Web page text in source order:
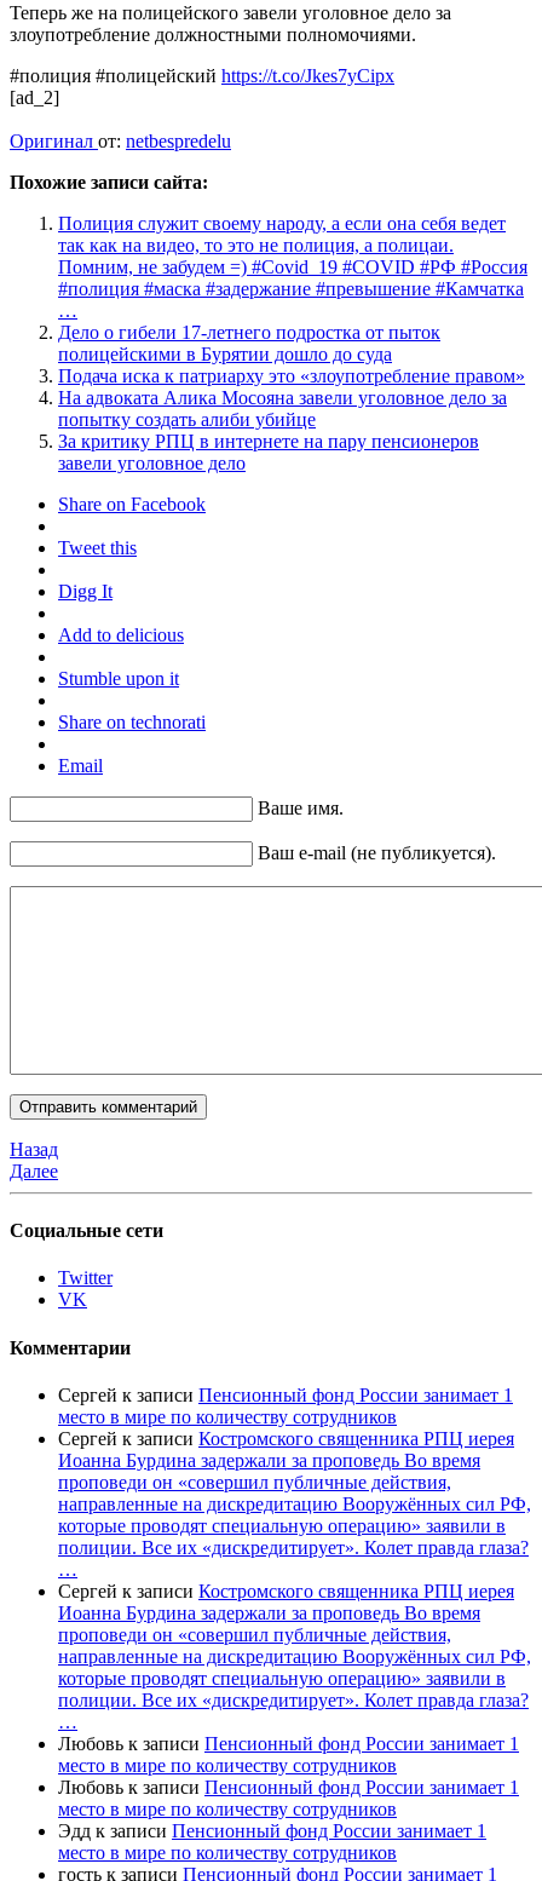
Теперь же на полицейского завели уголовное дело за
злоупотребление должностными полномочиями.
#полиция #полицейский https://t.co/Jkes7yCipx
[ad_2]
Оригинал от: netbespredelu
Похожие записи сайта:
Полиция служит своему народу, а если она себя ведет
так как на видео, то это не полиция, а полицаи.
Помним, не забудем =) #Covid_19 #COVID #РФ #Россия
#полиция #маска #задержание #превышение #Камчатка
…
Дело о гибели 17-летнего подростка от пыток
полицейскими в Бурятии дошло до суда
Подача иска к патриарху это «злоупотребление правом»
На адвоката Алика Мосояна завели уголовное дело за
попытку создать алиби убийце
За критику РПЦ в интернете на пару пенсионеров
завели уголовное дело
Share on Facebook
Tweet this
Digg It
Add to delicious
Stumble upon it
Share on technorati
Email
Ваше имя.
Ваш e-mail (не публикуется).
Назад
Далее
Социальные сети
Twitter
VK
Комментарии
Сергей к записи Пенсионный фонд России занимает 1
место в мире по количеству сотрудников
Сергей к записи Костромского священника РПЦ иерея
Иоанна Бурдина задержали за проповедь Во время
проповеди он «совершил публичные действия,
направленные на дискредитацию Вооружённых сил РФ,
которые проводят специальную операцию» заявили в
полиции. Все их «дискредитирует». Колет правда глаза?
…
Сергей к записи Костромского священника РПЦ иерея
Иоанна Бурдина задержали за проповедь Во время
проповеди он «совершил публичные действия,
направленные на дискредитацию Вооружённых сил РФ,
которые проводят специальную операцию» заявили в
полиции. Все их «дискредитирует». Колет правда глаза?
…
Любовь к записи Пенсионный фонд России занимает 1
место в мире по количеству сотрудников
Любовь к записи Пенсионный фонд России занимает 1
место в мире по количеству сотрудников
Эдд к записи Пенсионный фонд России занимает 1
место в мире по количеству сотрудников
гость к записи Пенсионный фонд России занимает 1